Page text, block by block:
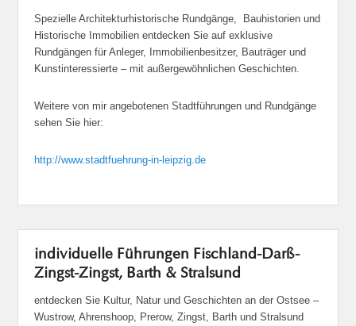
Spezielle Architekturhistorische Rundgänge, Bauhistorien und
Historische Immobilien entdecken Sie auf exklusive
Rundgängen für Anleger, Immobilienbesitzer, Bauträger und
Kunstinteressierte – mit außergewöhnlichen Geschichten.
Weitere von mir angebotenen Stadtführungen und Rundgänge
sehen Sie hier:
http://www.stadtfuehrung-in-leipzig.de
individuelle Führungen Fischland-Darß-
Zingst-Zingst, Barth & Stralsund
entdecken Sie Kultur, Natur und Geschichten an der Ostsee –
Wustrow, Ahrenshoop, Prerow, Zingst, Barth und Stralsund